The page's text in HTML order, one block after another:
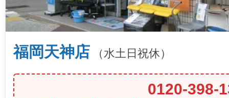
福岡天神店 （水土日祝休）
0120-398-